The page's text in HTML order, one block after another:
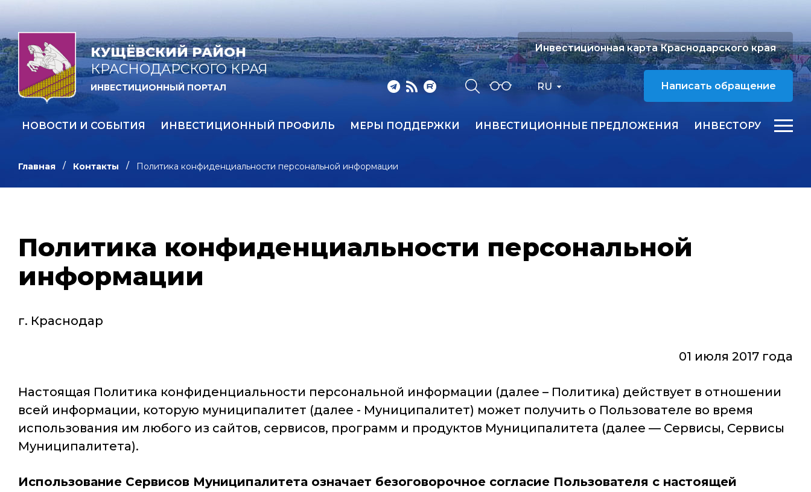
КУЩЁВСКИЙ РАЙОН
КРАСНОДАРСКОГО КРАЯ
ИНВЕСТИЦИОННЫЙ ПОРТАЛ RU
Инвестиционная карта Краснодарского края
Написать обращение
НОВОСТИ И СОБЫТИЯ ИНВЕСТИЦИОННЫЙ ПРОФИЛЬ МЕРЫ ПОДДЕРЖКИ ИНВЕСТИЦИОННЫЕ ПРЕДЛОЖЕНИЯ ИНВЕСТОРУ
Главная Контакты Политика конфиденциальности персональной информации
Политика конфиденциальности персональной
информации
г. Краснодар
01 июля 2017 года
Настоящая Политика конфиденциальности персональной информации (далее – Политика) действует в отношении
всей информации, которую муниципалитет (далее - Муниципалитет) может получить о Пользователе во время
использования им любого из сайтов, сервисов, программ и продуктов Муниципалитета (далее — Сервисы, Сервисы
Муниципалитета).
Использование Сервисов Муниципалитета означает безоговорочное согласие Пользователя с настоящей